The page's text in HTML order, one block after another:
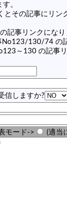
。
その記事にリン
事リンクになり
130/74 の記
～130 の記事リ
信しますか?
モード-> (適当